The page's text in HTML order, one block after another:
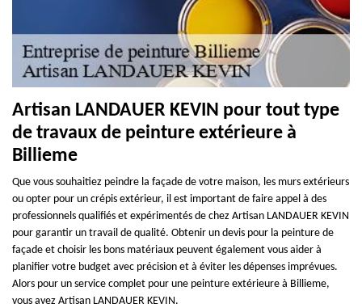
Artisan LANDAUER KEVIN pour tout type
de travaux de peinture extérieure à
Billieme
Que vous souhaitiez peindre la façade de votre maison, les murs extérieurs
ou opter pour un crépis extérieur, il est important de faire appel à des
professionnels qualifiés et expérimentés de chez Artisan LANDAUER KEVIN
pour garantir un travail de qualité. Obtenir un devis pour la peinture de
façade et choisir les bons matériaux peuvent également vous aider à
planifier votre budget avec précision et à éviter les dépenses imprévues.
Alors pour un service complet pour une peinture extérieure à Billieme,
vous avez Artisan LANDAUER KEVIN.